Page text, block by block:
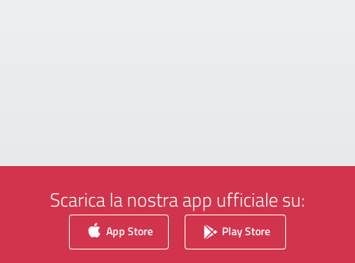
Scarica la nostra app ufficiale su:
App Store Play Store